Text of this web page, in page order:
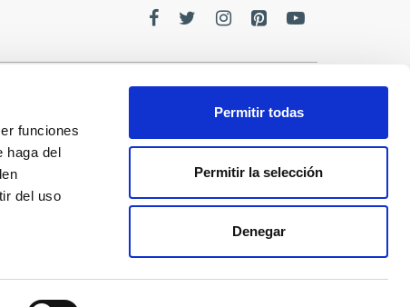
funciones
haga del
del uso
Permitir todas
Permitir la selección
Denegar
la